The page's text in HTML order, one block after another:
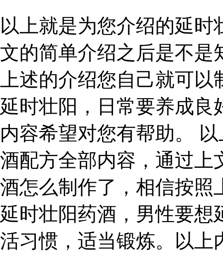
以上就是为您介绍的延
文的简单介绍之后是不是
上述的介绍您自己就可
延时壮阳，日常要养成良
内容希望对您有帮助。
酒配方全部内容，通过上
酒怎么制作了，相信按照
延时壮阳药酒，男性要想
活习惯，适当锻炼。以上